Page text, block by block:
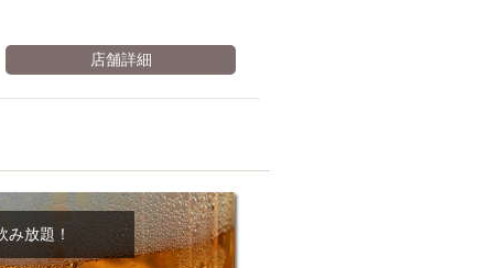
店１時間が安い
野菜巻き串
店舗詳細
み放題！